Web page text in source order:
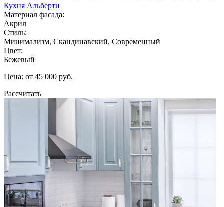
Кухня Альберти
Материал фасада:
Акрил
Стиль:
Минимализм, Скандинавский, Современный
Цвет:
Бежевый
Цена: от 45 000 руб.
Рассчитать